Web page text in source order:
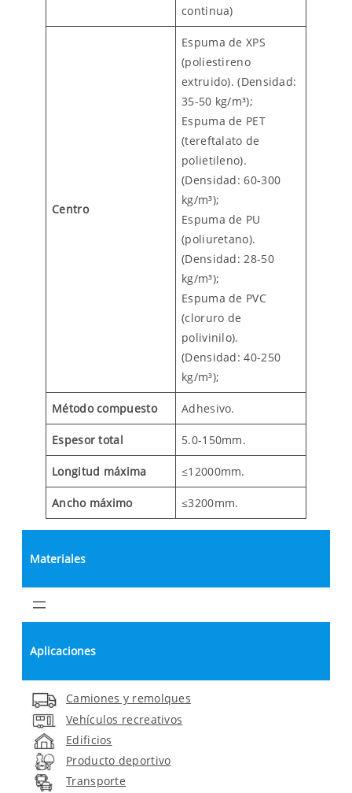
continua)
Centro
Espuma de XPS
(poliestireno
extruido). (Densidad:
35-50 kg/m³);
Espuma de PET
(tereftalato de
polietileno).
(Densidad: 60-300
kg/m³);
Espuma de PU
(poliuretano).
(Densidad: 28-50
kg/m³);
Espuma de PVC
(cloruro de
polivinilo).
(Densidad: 40-250
kg/m³);
Método compuesto Adhesivo.
Espesor total 5.0-150mm.
Longitud máxima ≤12000mm.
Ancho máximo ≤3200mm.
Materiales
Aplicaciones
Camiones y remolques
Vehículos recreativos
Edificios
Producto deportivo
Transporte